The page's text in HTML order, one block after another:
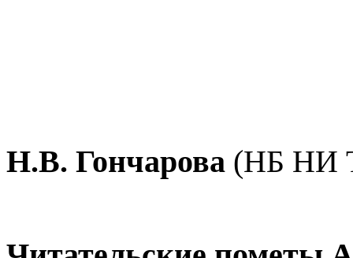
Н.В. Гончарова (НБ НИ